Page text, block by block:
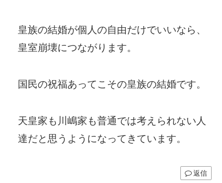
皇族の結婚が個人の自由だけでいいなら、
皇室崩壊につながります。
国民の祝福あってこその皇族の結婚です。
天皇家も川嶋家も普通では考えられない人
達だと思うようになってきています。
返信